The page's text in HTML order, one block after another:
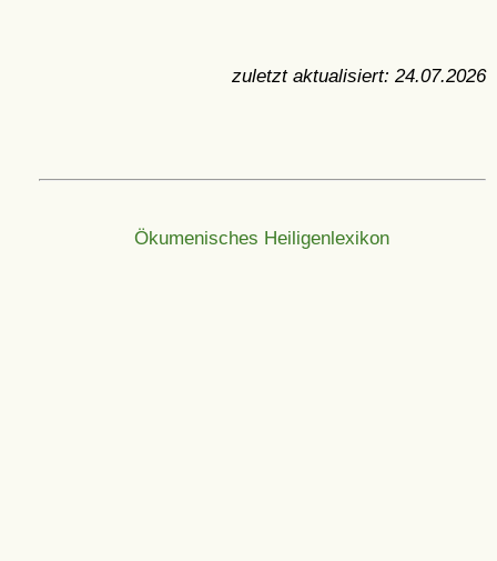
zuletzt aktualisiert: 24.07.2026
Ökumenisches Heiligenlexikon